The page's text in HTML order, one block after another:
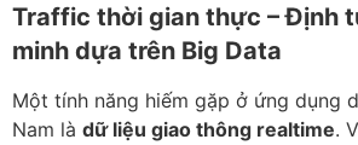
Traffic thời gian thực – Định
minh dựa trên Big Data
Một tính năng hiếm gặp ở ứng dụng
Nam là dữ liệu giao thông realtime.